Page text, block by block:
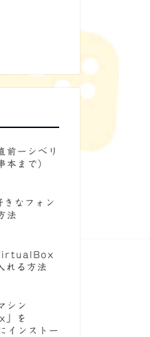
前ーシベリ
本まで）
なフォン
法
れる方法
シン
」を
インストー